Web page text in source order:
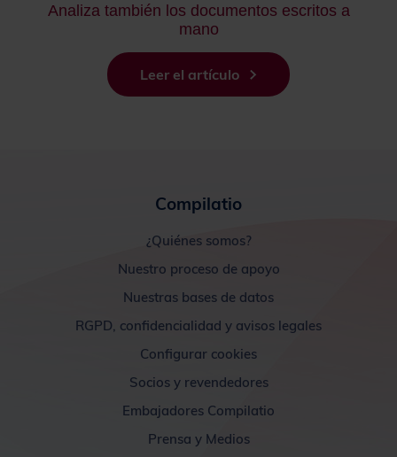
Analiza también los documentos escritos a
mano
Leer el artículo
Compilatio
¿Quiénes somos?
Nuestro proceso de apoyo
Nuestras bases de datos
RGPD, confidencialidad y avisos legales
Configurar cookies
Socios y revendedores
Embajadores Compilatio
Prensa y Medios